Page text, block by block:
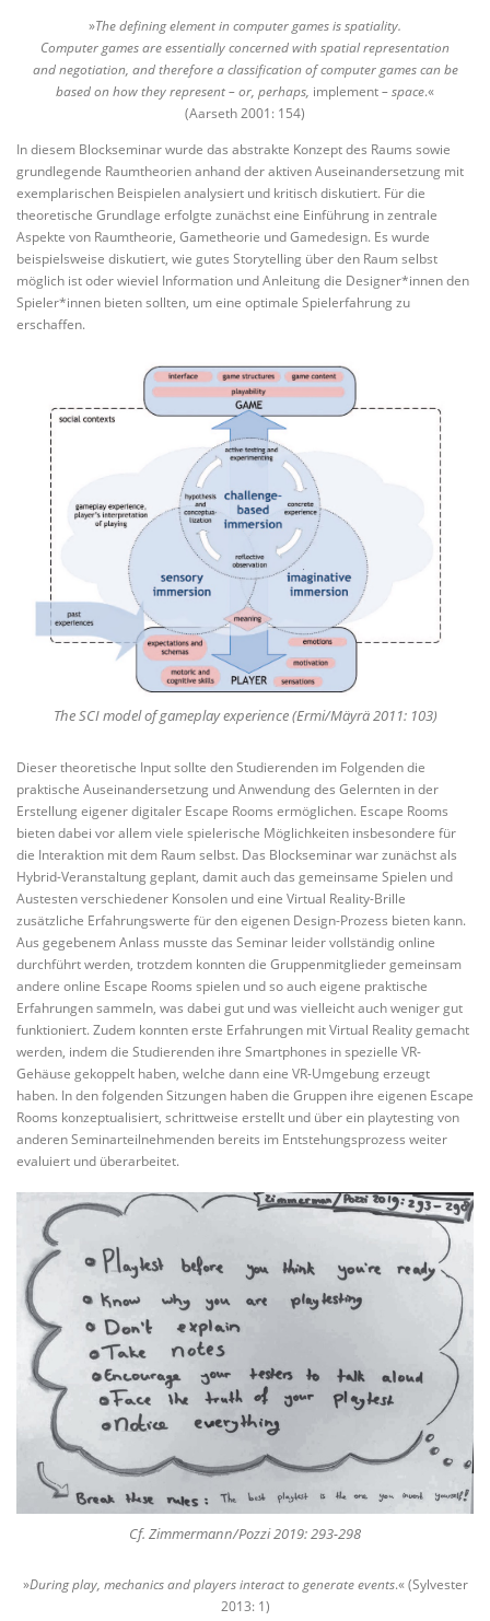
»The defining element in computer games is spatiality.
Computer games are essentially concerned with spatial representation
and negotiation, and therefore a classification of computer games can be
based on how they represent – or, perhaps, implement– space.«
(Aarseth 2001: 154)
In diesem Blockseminar wurde das abstrakte Konzept des Raums sowie
grundlegende Raumtheorien anhand der aktiven Auseinandersetzung mit
exemplarischen Beispielen analysiert und kritisch diskutiert. Für die
theoretische Grundlage erfolgte zunächst eine Einführung in zentrale
Aspekte von Raumtheorie, Gametheorie und Gamedesign. Es wurde
beispielsweise diskutiert, wie gutes Storytelling über den Raum selbst
möglich ist oder wieviel Information und Anleitung die Designer*innen den
Spieler*innen bieten sollten, um eine optimale Spielerfahrung zu
erschaffen.
The SCI model of gameplay experience (Ermi/Mäyrä 2011: 103)
Dieser theoretische Input sollte den Studierenden im Folgenden die
praktische Auseinandersetzung und Anwendung des Gelernten in der
Erstellung eigener digitaler Escape Rooms ermöglichen. Escape Rooms
bieten dabei vor allem viele spielerische Möglichkeiten insbesondere für
die Interaktion mit dem Raum selbst. Das Blockseminar war zunächst als
Hybrid-Veranstaltung geplant, damit auch das gemeinsame Spielen und
Austesten verschiedener Konsolen und eine Virtual Reality-Brille
zusätzliche Erfahrungswerte für den eigenen Design-Prozess bieten kann.
Aus gegebenem Anlass musste das Seminar leider vollständig online
durchführt werden, trotzdem konnten die Gruppenmitglieder gemeinsam
andere online Escape Rooms spielen und so auch eigene praktische
Erfahrungen sammeln, was dabei gut und was vielleicht auch weniger gut
funktioniert. Zudem konnten erste Erfahrungen mit Virtual Reality gemacht
werden, indem die Studierenden ihre Smartphones in spezielle VR-
Gehäuse gekoppelt haben, welche dann eine VR-Umgebung erzeugt
haben. In den folgenden Sitzungen haben die Gruppen ihre eigenen Escape
Rooms konzeptualisiert, schrittweise erstellt und über ein playtesting von
anderen Seminarteilnehmenden bereits im Entstehungsprozess weiter
evaluiert und überarbeitet.
Cf. Zimmermann/Pozzi 2019: 293-298
»During play, mechanics and players interact to generate events.« (Sylvester
2013: 1)